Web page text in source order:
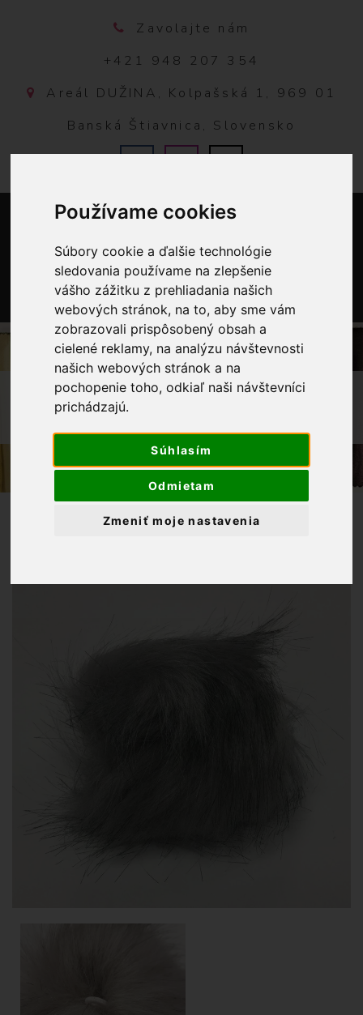
Používame cookies
Súbory cookie a ďalšie technológie
sledovania používame na zlepšenie
vášho zážitku z prehliadania našich
webových stránok, na to, aby sme vám
zobrazovali prispôsobený obsah a
cielené reklamy, na analýzu návštevnosti
našich webových stránok a na
pochopenie toho, odkiaľ naši návštevníci
prichádzajú.
Súhlasím
Odmietam
Zmeniť moje nastavenia
Zavolajte nám
+421 948 207 354
Areál DUŽINA, Kolpašská 1, 969 01
Banská Štiavnica, Slovensko
0
OBCHOD GALANTÉRIA
BRMBOLCE
KOŽUŠINOVÝ BRMBOLEC NA ČIAPKU 12
CM SVETLO ŠEDÁ